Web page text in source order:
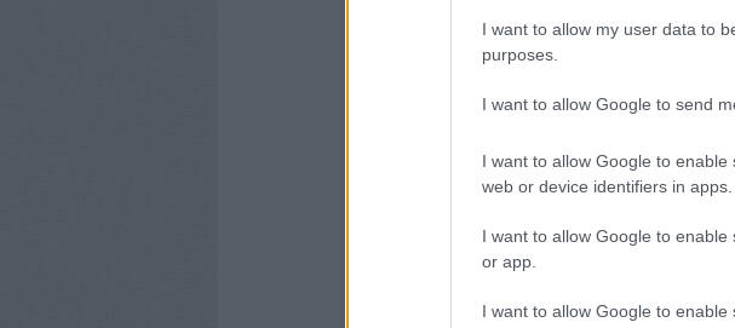
I want to allow my user data to
purposes.
I want to allow Google to send
I want to allow Google to
web or device identifiers in apps.
I want to allow Google to
or app.
I want to allow Google to enable